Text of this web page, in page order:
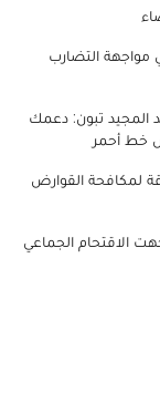
مواجهة التضارب
المجيد تبون: دعمك
خط أحمر
لمكافحة القوارض
الاقتحام الجماعي